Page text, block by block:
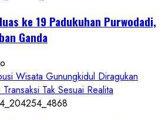
ke 19 Padukuhan Purwodadi,
Ganda
Wisata Gunungkidul Diragukan
Tak Sesuai Realita